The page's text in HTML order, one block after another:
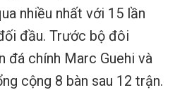
nhiều nhất với 15 lần
đầu. Trước bộ đôi
đá chính Marc Guehi và
cộng 8 bàn sau 12 trận.